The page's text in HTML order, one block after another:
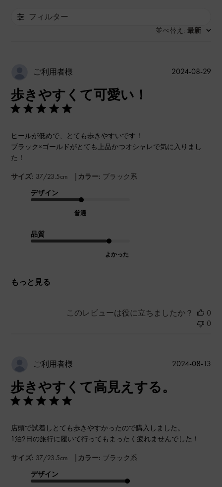
フィルター
並べ替え : 最新
ご利用者様
歩きやすくて可愛い！
ヒールが低めで、とても歩きやすいです！
ブラック×ゴールドがとても上品かつオシャレで気に入りまし
た！
サイズ: 37/23.5cm | カラー: ブラック系
デザイン
普通
品質
よかった
もっと見る
公
2024-08-29
このレビューは役に立ちましたか？
0
0
ご利用者様
歩きやすくて高見えする。
店頭で試着しとても歩きやすかったので購入しました。
1泊2日の旅行に履いて行ってもまったく疲れませんでした！
サイズ: 37/23.5cm | カラー: ブラック系
デザイン
公
2024-08-13